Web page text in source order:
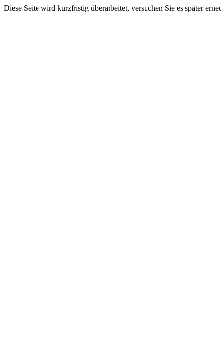
Diese Seite wird kurzfristig überarbeitet, versuchen Sie es später